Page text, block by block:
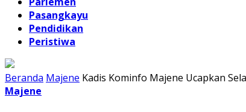
Pasangkayu
Pendidikan
Peristiwa
Beranda Majene Kadis Kominfo Majene Ucapkan
Majene